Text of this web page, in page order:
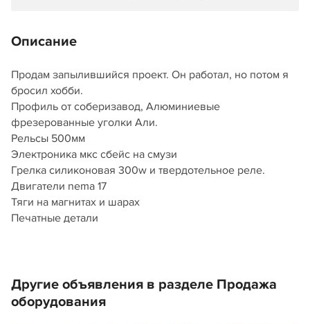
Описание
Продам запылившийся проект. Он работал, но потом я
бросил хобби.
Профиль от соберизавод, Алюминиевые
фрезерованные уголки Али.
Рельсы 500мм
Электроника мкс сбейс на смузи
Грелка силиконовая 300w и твердотельное реле.
Двигатели nema 17
Тяги на магнитах и шарах
Печатные детали
Другие объявления в разделе Продажа
оборудования